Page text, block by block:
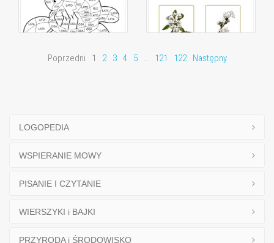
Poprzedni 1 2 3 4 5 … 121 122 Następny
LOGOPEDIA
WSPIERANIE MOWY
PISANIE I CZYTANIE
WIERSZYKI i BAJKI
PRZYRODA i ŚRODOWISKO